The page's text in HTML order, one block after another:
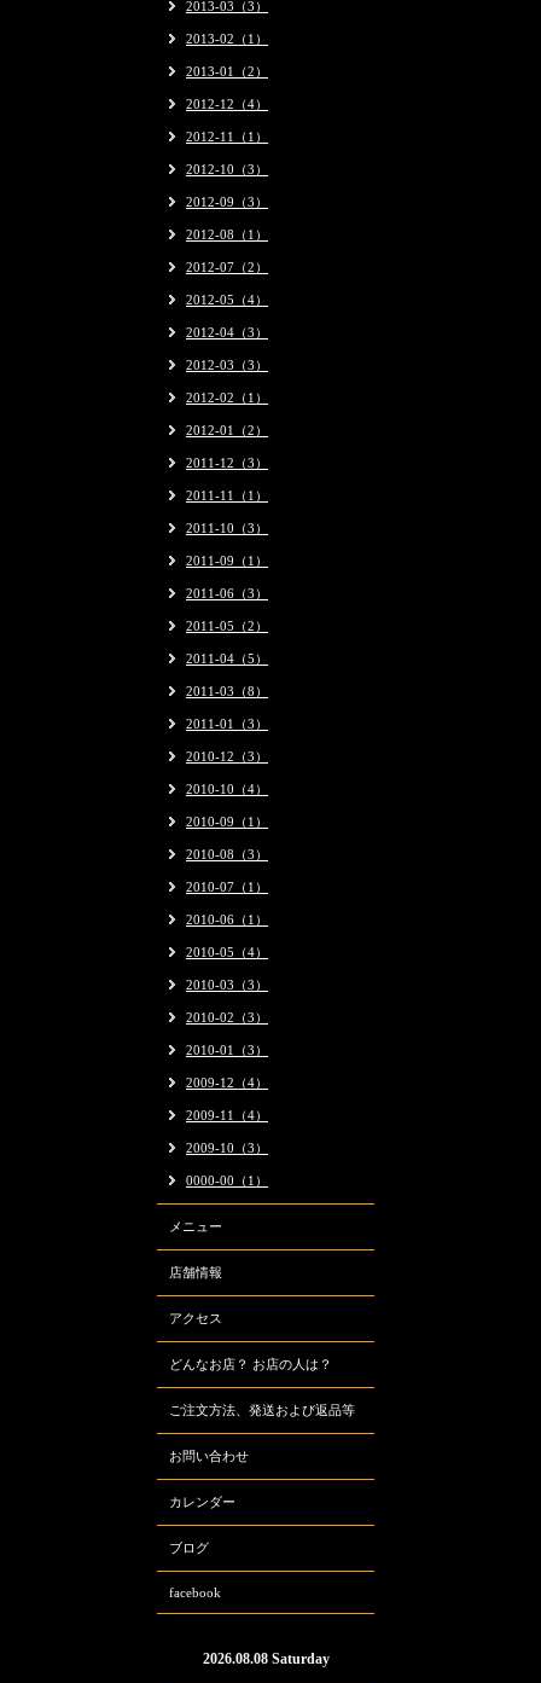
2013-03（3）
2013-02（1）
2013-01（2）
2012-12（4）
2012-11（1）
2012-10（3）
2012-09（3）
2012-08（1）
2012-07（2）
2012-05（4）
2012-04（3）
2012-03（3）
2012-02（1）
2012-01（2）
2011-12（3）
2011-11（1）
2011-10（3）
2011-09（1）
2011-06（3）
2011-05（2）
2011-04（5）
2011-03（8）
2011-01（3）
2010-12（3）
2010-10（4）
2010-09（1）
2010-08（3）
2010-07（1）
2010-06（1）
2010-05（4）
2010-03（3）
2010-02（3）
2010-01（3）
2009-12（4）
2009-11（4）
2009-10（3）
0000-00（1）
メニュー
店舗情報
アクセス
どんなお店？ お店の人は？
ご注文方法、発送および返品等
お問い合わせ
カレンダー
ブログ
facebook
2026.08.08 Saturday